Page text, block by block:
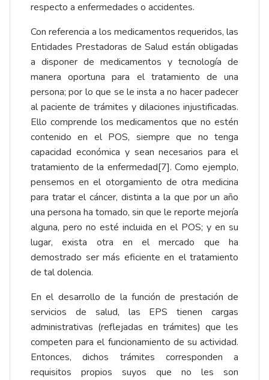
respecto a enfermedades o accidentes.
Con referencia a los medicamentos requeridos, las
Entidades Prestadoras de Salud están obligadas
a disponer de medicamentos y tecnología de
manera oportuna para el tratamiento de una
persona; por lo que se le insta a no hacer padecer
al paciente de trámites y dilaciones injustificadas.
Ello comprende los medicamentos que no estén
contenido en el POS, siempre que no tenga
capacidad económica y sean necesarios para el
tratamiento de la enfermedad[7]. Como ejemplo,
pensemos en el otorgamiento de otra medicina
para tratar el cáncer, distinta a la que por un año
una persona ha tomado, sin que le reporte mejoría
alguna, pero no esté incluida en el POS; y en su
lugar, exista otra en el mercado que ha
demostrado ser más eficiente en el tratamiento
de tal dolencia.
En el desarrollo de la función de prestación de
servicios de salud, las EPS tienen cargas
administrativas (reflejadas en trámites) que les
competen para el funcionamiento de su actividad.
Entonces, dichos trámites corresponden a
requisitos propios suyos que no les son